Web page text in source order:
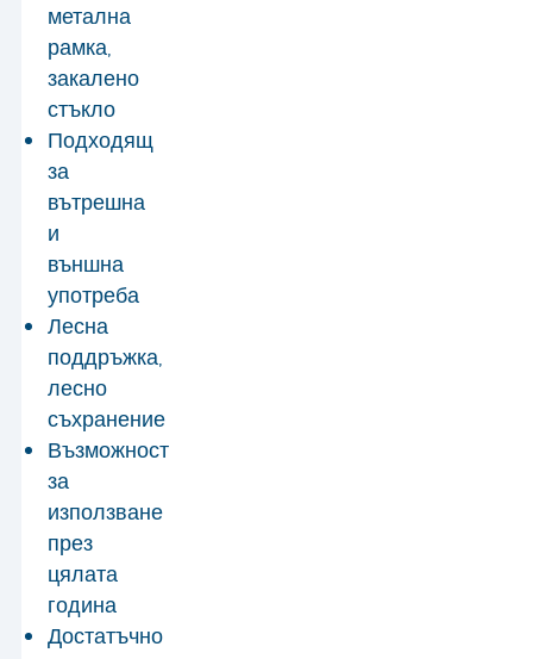
метална
рамка,
закалено
стъкло
Подходящ
за
вътрешна
и
външна
употреба
Лесна
поддръжка,
лесно
съхранение
Възможност
за
използване
през
цялата
година
Достатъчно